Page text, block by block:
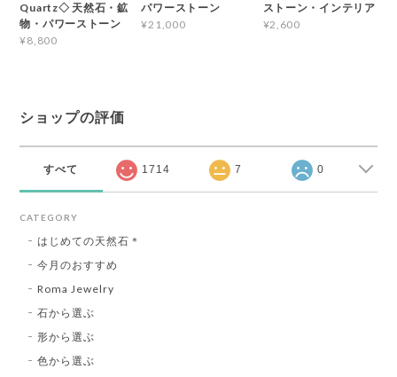
Quartz◇ 天然石・鉱
物・パワーストーン
¥8,800
パワーストーン
¥21,000
ストーン・インテリア
¥2,600
ショップの評価
すべて 1714 7 0
CATEGORY
はじめての天然石＊
今月のおすすめ
Roma Jewelry
石から選ぶ
形から選ぶ
色から選ぶ